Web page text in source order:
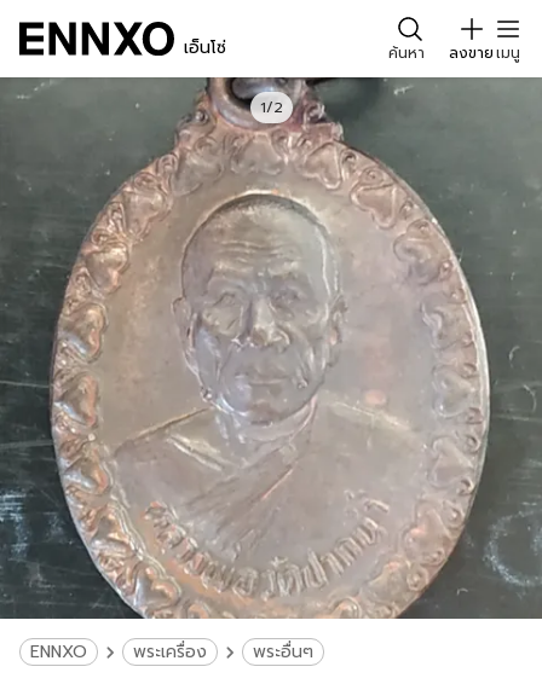
เอ็นโซ่ ค้นหา ลงขายเมนู
1/2
ENNXO พระเครื่อง พระอื่นๆ